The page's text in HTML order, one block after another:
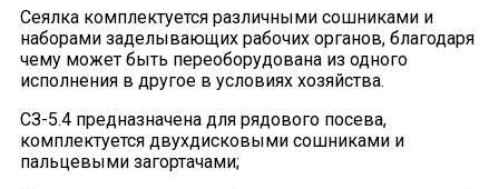
Сеялка комплектуется различными сошниками и
наборами заделывающих рабочих органов, благодаря
чему может быть переоборудована из одного
исполнения в другое в условиях хозяйства.
СЗ-5.4 предназначена для рядового посева,
комплектуется двухдисковыми сошниками и
пальцевыми загортачами;